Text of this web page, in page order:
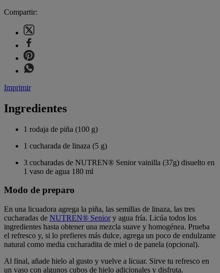
Compartir:
Imprimir
Ingredientes
1 rodaja de piña (100 g)
1 cucharada de linaza (5 g)
3 cucharadas de NUTREN® Senior vainilla (37g) disuelto en
1 vaso de agua 180 ml
Modo de preparo
En una licuadora agrega la piña, las semillas de linaza, las tres
cucharadas de NUTREN® Seniory agua fría. Licúa todos los
ingredientes hasta obtener una mezcla suave y homogénea. Prueba
el refresco y, si lo prefieres más dulce, agrega un poco de endulzante
natural como media cucharadita de miel o de panela (opcional).
Al final, añade hielo al gusto y vuelve a licuar. Sirve tu refresco en
un vaso con algunos cubos de hielo adicionales y disfruta.